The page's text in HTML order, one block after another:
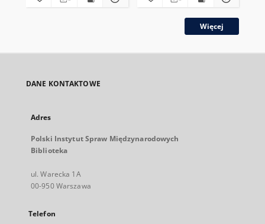
Więcej
DANE KONTAKTOWE
Adres
Polski Instytut Spraw Międzynarodowych
Biblioteka
ul. Warecka 1A
00-950 Warszawa
Telefon